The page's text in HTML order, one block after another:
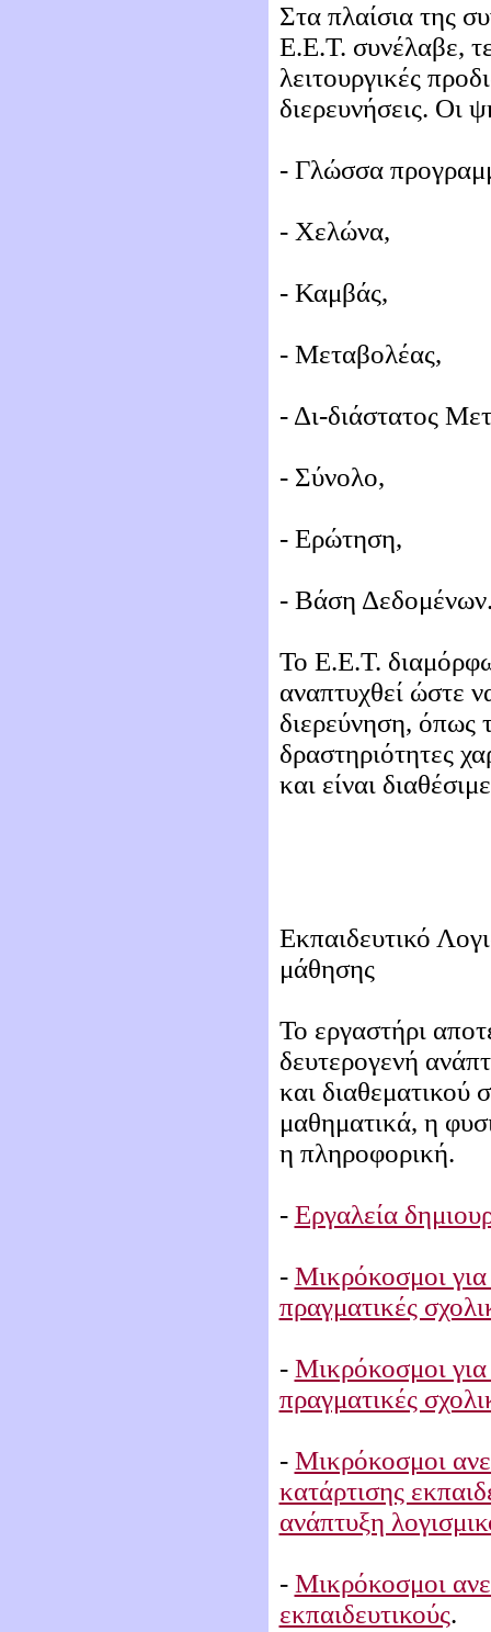
Στα πλαίσια της
Ε.Ε.Τ. συνέλαβε,
λειτουργικές
διερευνήσεις. Οι
- Γλώσσα
- Χελώνα,
- Καμβάς,
- Μεταβολέας,
- Δι-διάστατος
- Σύνολο,
- Ερώτηση,
- Βάση
Το Ε.Ε.Τ.
αναπτυχθεί ώστε
διερεύνηση, όπως
δραστηριότητες
και είναι
Εκπαιδευτικό
μάθησης
Το εργαστήρι
δευτερογενή
και διαθεματικού
μαθηματικά, η
η πληροφορική.
- Εργαλεία
- Μικρόκοσμοι
πραγματικές
- Μικρόκοσμοι
πραγματικές
- Μικρόκοσμοι
κατάρτισης
ανάπτυξη
- Μικρόκοσμοι
εκπαιδευτικούς.